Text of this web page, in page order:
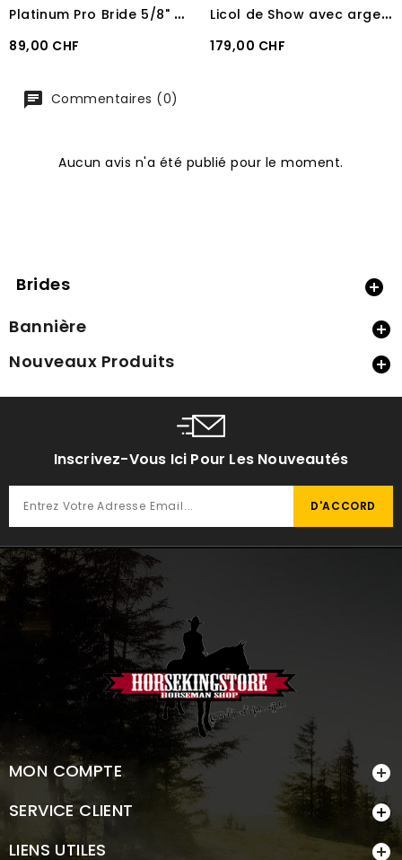
P
latinum Pro Bride 5/8" en cuir graissé et boucle en laiton
Prix
89,00 CHF
L
icol de Show avec argent 935 Pool's
Prix
179,00 CHF
Commentaires (0)
Aucun avis n'a été publié pour le moment.
Brides 
Bannière 
Nouveaux Produits 
Inscrivez-Vous Ici Pour Les Nouveautés
MON COMPTE 
SERVICE CLIENT 
LIENS UTILES 